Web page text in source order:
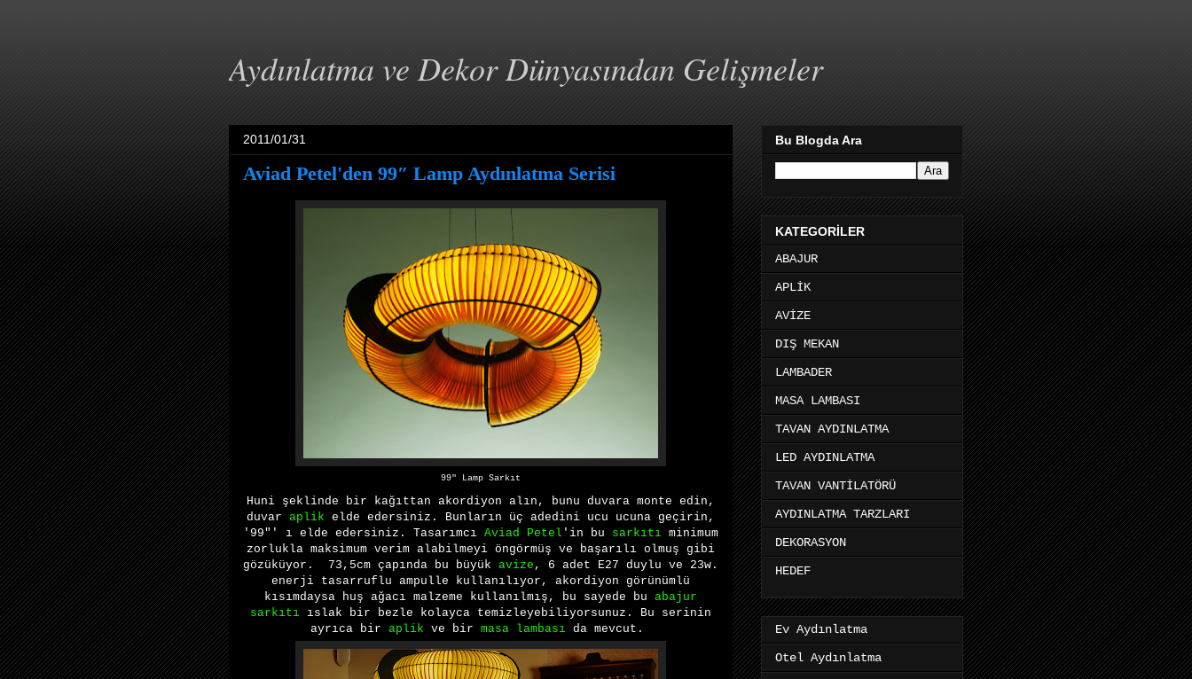
Aydınlatma ve Dekor Dünyasından Gelişmeler
2011/01/31
Aviad Petel'den 99″ Lamp Aydınlatma Serisi
99″ Lamp Sarkıt
Huni şeklinde bir kağıttan akordiyon alın, bunu duvara monte edin,
duvar aplik elde edersiniz. Bunların üç adedini ucu ucuna geçirin,
'99″' ı elde edersiniz. Tasarımcı Aviad Petel 'in bu sarkıtı minimum
zorlukla maksimum verim alabilmeyi öngörmüş ve başarılı olmuş gibi
gözüküyor. 73,5cm çapında bu büyük avize , 6 adet E27 duylu ve 23w.
enerji tasarruflu ampulle kullanılıyor, akordiyon görünümlü
kısımdaysa huş ağacı malzeme kullanılmış, bu sayede bu abajur
sarkıtı ıslak bir bezle kolayca temizleyebiliyorsunuz. Bu serinin
ayrıca bir aplik ve bir masa lambası da mevcut.
Bu Blogda Ara
KATEGORİLER
ABAJUR
APLİK
AVİZE
DIŞ MEKAN
LAMBADER
MASA LAMBASI
TAVAN AYDINLATMA
LED AYDINLATMA
TAVAN VANTİLATÖRÜ
AYDINLATMA TARZLARI
DEKORASYON
HEDEF
Ev Aydınlatma
Otel Aydınlatma